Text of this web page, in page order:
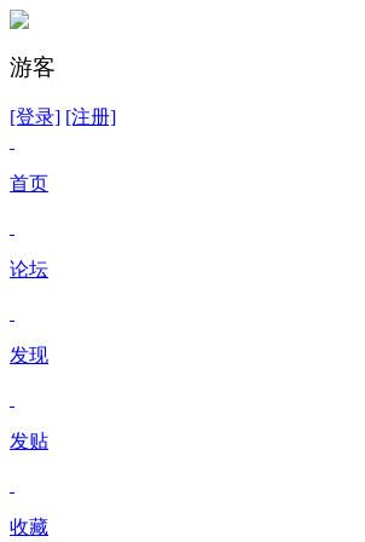
游客
[登录] [注册]
首页
论坛
发现
发贴
收藏